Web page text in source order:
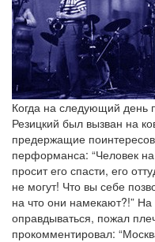
Когда на следующий день
Резицкий был вызван на
предержащие
перформанса: “Человек
просит его спасти, его
не могут! Что вы себе
на что они намекают?!”
оправдываться, пожал
прокомментировал: